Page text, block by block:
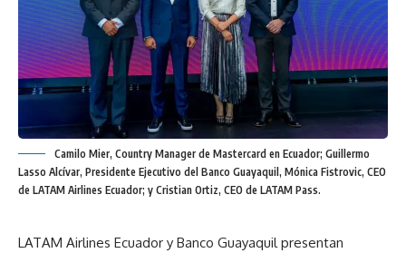
Camilo Mier, Country Manager de Mastercard en Ecuador; Guillermo
Lasso Alcívar, Presidente Ejecutivo del Banco Guayaquil, Mónica Fistrovic, CEO
de LATAM Airlines Ecuador; y Cristian Ortiz, CEO de LATAM Pass.
LATAM Airlines Ecuador y Banco Guayaquil presentan